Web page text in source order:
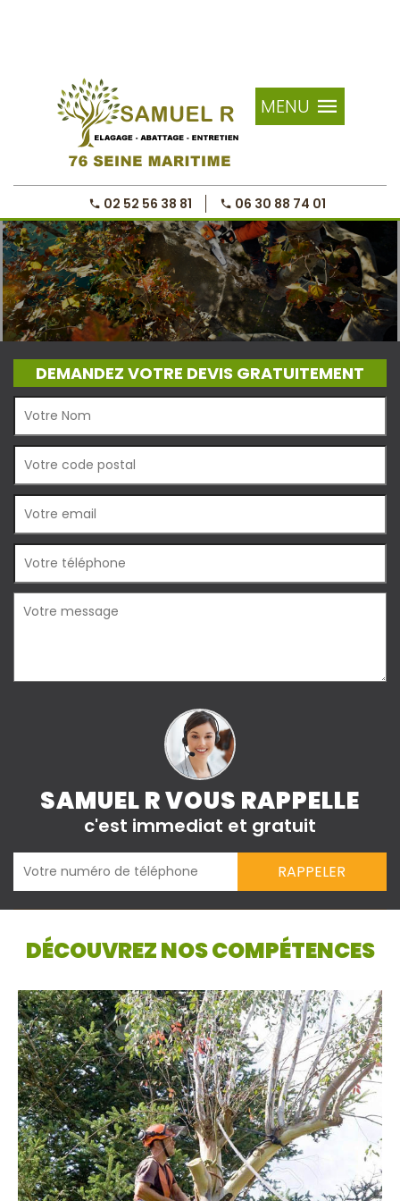
MENU
02 52 56 38 81 06 30 88 74 01
DEMANDEZ VOTRE DEVIS GRATUITEMENT
SAMUEL R VOUS RAPPELLE
c'est immediat et gratuit
DÉCOUVREZ NOS COMPÉTENCES